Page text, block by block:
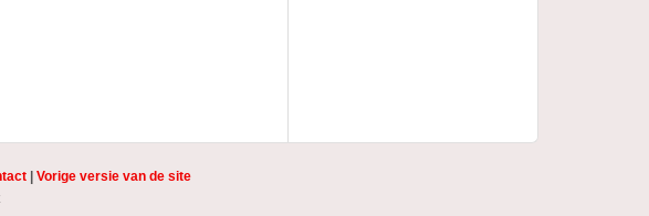
| Vorige versie van de site